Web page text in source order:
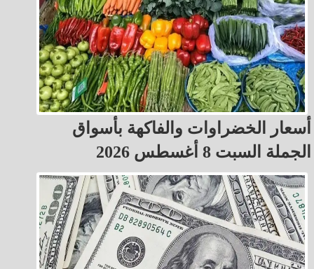
أسعار الخضراوات والفاكهة بأسواق
الجملة السبت 8 أغسطس 2026